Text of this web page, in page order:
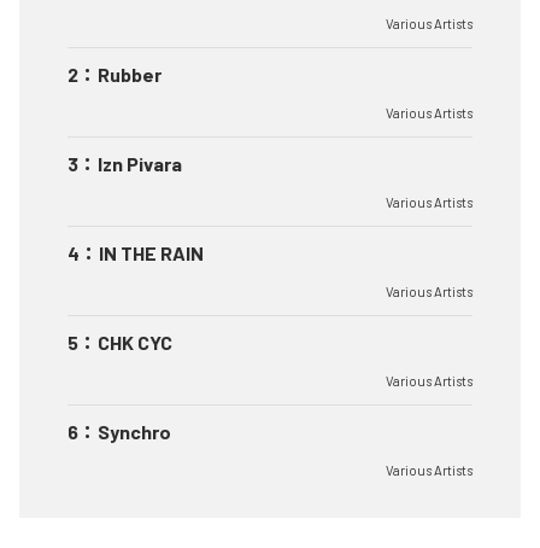
Various Artists
2 ： Rubber
Various Artists
3 ： Izn Pivara
Various Artists
4 ： IN THE RAIN
Various Artists
5 ： CHK CYC
Various Artists
6 ： Synchro
Various Artists